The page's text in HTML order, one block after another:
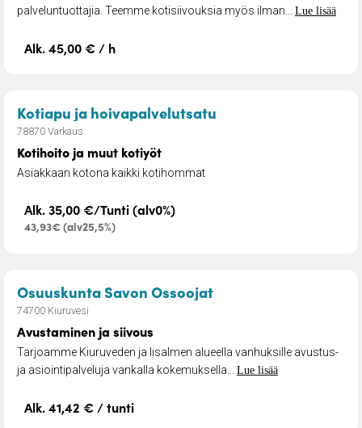
palveluntuottajia. Teemme kotisiivouksia myös ilman... Lue lisää
Alk. 45,00 € / h
Kotiapu ja hoivapalvelutsatu
78870 Varkaus
Kotihoito ja muut kotiyöt
Asiakkaan kotona kaikki kotihommat
Alk. 35,00 €/Tunti (alv0%)
43,93€ (alv25,5%)
Osuuskunta Savon Ossoojat– Avustaminen ja
74700 Kiuruvesi
Avustaminen ja siivous
Tarjoamme Kiuruveden ja Iisalmen alueella vanhuksille avustus-
ja asiointipalveluja vankalla kokemuksella... Lue lisää
Alk. 41,42 € / tunti